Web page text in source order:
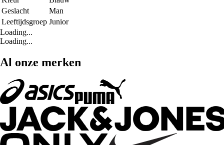
Geslacht
Man
Leeftijdsgroep Junior
Loading...
Loading...
Al onze merken